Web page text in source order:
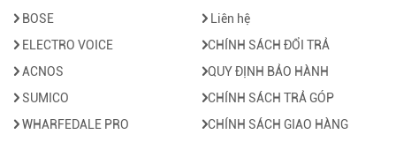
BOSE
ELECTRO VOICE
ACNOS
SUMICO
WHARFEDALE PRO
Liên hệ
CHÍNH SÁCH ĐỔI TRẢ
QUY ĐỊNH BẢO HÀNH
CHÍNH SÁCH TRẢ GÓP
CHÍNH SÁCH GIAO HÀNG